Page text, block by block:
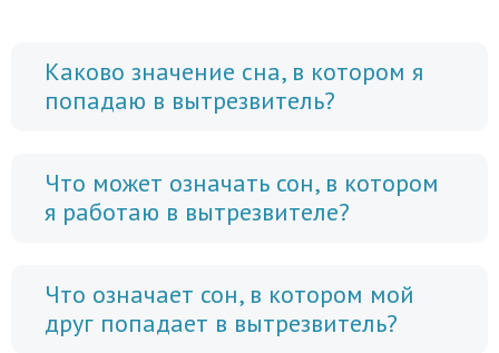
Каково значение сна, в котором я
попадаю в вытрезвитель?
Что может означать сон, в котором
я работаю в вытрезвителе?
Что означает сон, в котором мой
друг попадает в вытрезвитель?